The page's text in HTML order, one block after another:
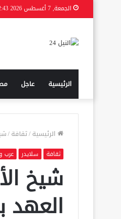
الجمعة, 7 أغسطس 2026 2:43 م
الرئيسية عاجل
الرئيسية/ثقافة/
ثقافة سلايدر عرب
شيخ
العهد